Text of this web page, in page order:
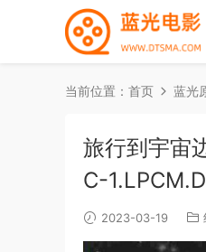
当前位置： 首页 蓝光
旅行到宇宙
C-
2023-03-19